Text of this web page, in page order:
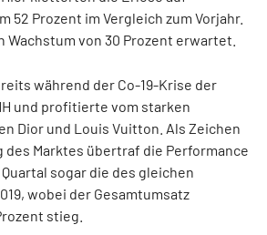
52 Prozent im Vergleich zum Vorjahr.
Wachstum von 30 Prozent erwartet.
während der Co-19-Krise der
und profitierte vom starken
Dior und Louis Vuitton. Als Zeichen
Marktes übertraf die Performance
sogar die des gleichen
wobei der Gesamtumsatz
stieg.